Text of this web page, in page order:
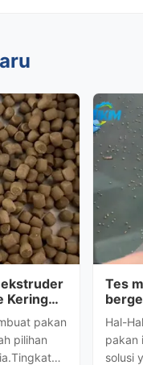
Kering
pakan
pilihan
Tes
Hal-
pakan
solusi